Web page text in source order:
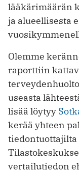
lääkärimäärän
ja alueellisesta
Olemme
raporttiin
useasta
lisää löytyy
kerää yhteen
tiedontuottajilta
vertailutiedon